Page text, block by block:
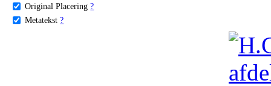
Original Placering ?
Metatekst ?